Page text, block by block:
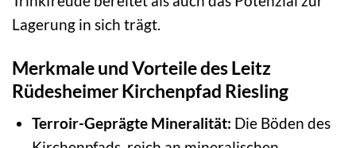
Lagerung in sich trägt.
Merkmale und Vorteile des Leitz
Rüdesheimer Kirchenpfad Riesling
Terroir-Geprägte Mineralität: Die Böden des